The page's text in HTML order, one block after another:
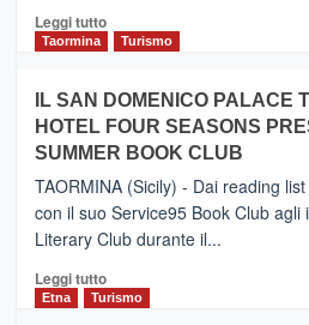
e
Zanzibar
da
Neos
Leggi tuttoLeggi
PIEDIMONTE
ETNEO
–
Meta
turistica
privilegiata
secondo
dati
di
Taormina Turismo
IL SAN DOMENICO PALACE
HOTEL FOUR SEASONS
SUMMER BOOK CLUB
TAORMINA (Sicily) - Dai reading
con il suo Service95 Book Club agli
Literary Club durante il...
Leggi tuttoLeggi
di
Etna Turismo